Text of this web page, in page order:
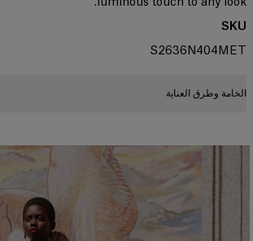
SKU
S2636N404MET
الخامة وطرق العناية
تُنظّف الأجزاء المتسخة فقط بقطعة من القماش